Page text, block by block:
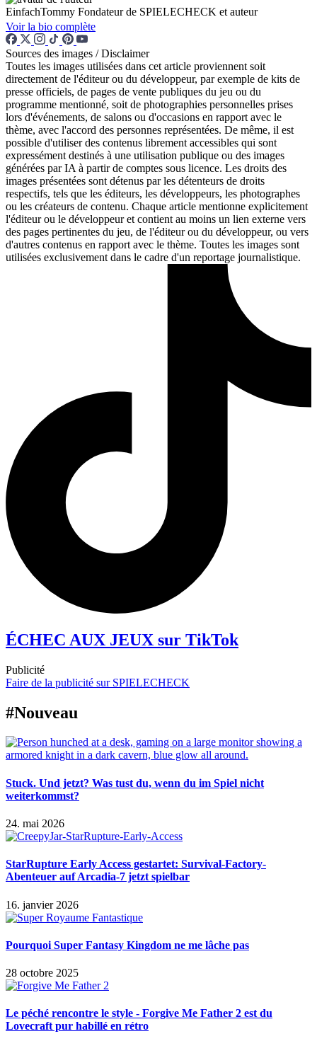
EinfachTommy Fondateur de SPIELECHECK et auteur
Voir la bio complète
Sources des images / Disclaimer
Toutes les images utilisées dans cet article proviennent soit
directement de l'éditeur ou du développeur, par exemple de kits de
presse officiels, de pages de vente publiques du jeu ou du
programme mentionné, soit de photographies personnelles prises
lors d'événements, de salons ou d'occasions en rapport avec le
thème, avec l'accord des personnes représentées. De même, il est
possible d'utiliser des contenus librement accessibles qui sont
expressément destinés à une utilisation publique ou des images
générées par IA à partir de comptes sous licence. Les droits des
images présentées sont détenus par les détenteurs de droits
respectifs, tels que les éditeurs, les développeurs, les photographes
ou les créateurs de contenu. Chaque article mentionne explicitement
l'éditeur ou le développeur et contient au moins un lien externe vers
des pages pertinentes du jeu, de l'éditeur ou du développeur, ou vers
d'autres contenus en rapport avec le thème. Toutes les images sont
utilisées exclusivement dans le cadre d'un reportage journalistique.
ÉCHEC AUX JEUX sur TikTok
Publicité
Faire de la publicité sur SPIELECHECK
#Nouveau
Stuck. Und jetzt? Was tust du, wenn du im Spiel nicht
weiterkommst?
24. mai 2026
StarRupture Early Access gestartet: Survival-Factory-
Abenteuer auf Arcadia-7 jetzt spielbar
16. janvier 2026
Pourquoi Super Fantasy Kingdom ne me lâche pas
28 octobre 2025
Le péché rencontre le style - Forgive Me Father 2 est du
Lovecraft pur habillé en rétro